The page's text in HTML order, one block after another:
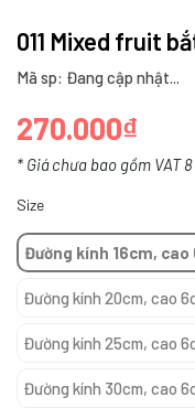
011 Mixed fruit
Mã sp: Đang cập nhật...
270.000₫
* Giá chưa bao gồm VAT
Size
Đường kính 16cm, cao
Đường kính 20cm, cao
Đường kính 25cm, cao
Đường kính 30cm, cao